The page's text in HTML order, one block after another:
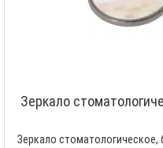
Зеркало
Зеркало